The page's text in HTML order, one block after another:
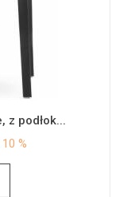
z podłok...
%